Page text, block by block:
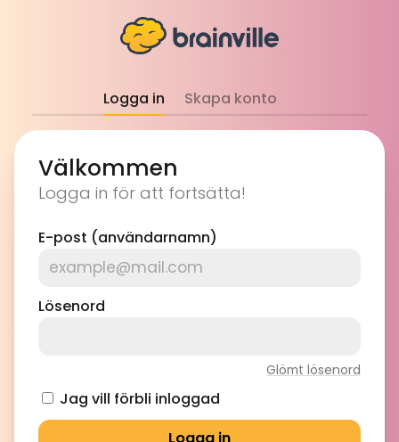
Logga in Skapa konto
Välkommen
Logga in för att fortsätta!
E-post (användarnamn)
Lösenord
Glömt lösenord
Jag vill förbli inloggad